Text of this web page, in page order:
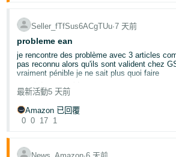
l'offre en vedette en cours, ainsi
devenir l'offre en vedette.
Écarts de couverture régionalequi
régions où votre offre ne peut pas être
accompagnés de recommandations
couverture.
Pour commencer, accédez à l'
« Pourquoi mon offre n'est-elle pas l'offre en
vendeur
mes produits dans les résultats de
Votre visibilité dans les résultats de
inchangée. Lenom de l'article et les
l'articlesont utilisés tous les deux
que l'un prévale sur l'autre.
Dois-je mettre à jour mes produits
qu'Amazon recommande des
Non, vous pouvez mettre à jour vos
tout moment. Le
formuler des recommandations, à
de l'année 2026. Vos produits mis en
Seller_fTfSus6ACgTUu∙7 天前
probleme ean
je rencontre des problème avec 3 articles
pas reconnu alors qu'ils sont valident chez
vraiment pénible je ne sait plus quoi faire
merci de votre aide
最新活動5 天前
Amazon 已回覆
0 0 17 1